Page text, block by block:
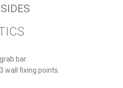
bar.
wall fixing points.